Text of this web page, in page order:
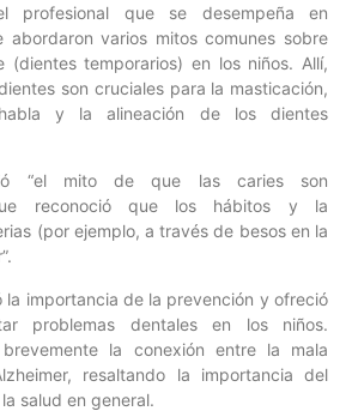
profesional que se desempeña en
abordaron varios mitos comunes sobre
(dientes temporarios) en los niños. Allí,
son cruciales para la masticación,
y la alineación de los dientes
“el mito de que las caries son
reconoció que los hábitos y la
(por ejemplo, a través de besos en la
la importancia de la prevención y ofreció
problemas dentales en los niños.
brevemente la conexión entre la mala
resaltando la importancia del
salud en general.